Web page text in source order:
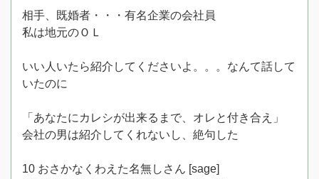
相手、既婚者・・・有名企業の会社員
私は地元のＯＬ
いい人いたら紹介してくださいよ。。。なんて話して
いたのに
「あなたにカレシが出来るまで、オレと付き合え」
会社の男は紹介してくれないし、絶句した
10 おさかなくわえた名無しさん [sage]